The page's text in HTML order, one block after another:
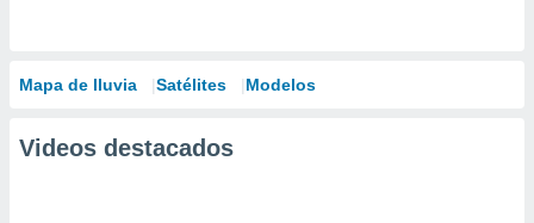
Mapa de lluvia Satélites Modelos
Videos destacados